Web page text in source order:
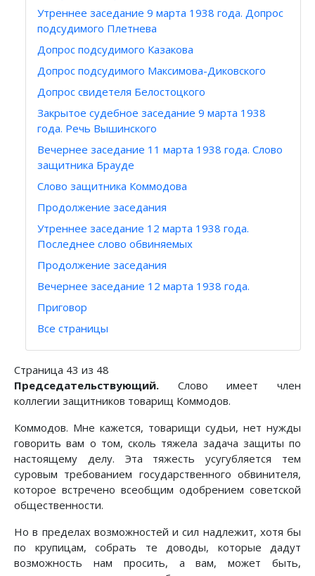
Утреннее заседание 9 марта 1938 года. Допрос
подсудимого Плетнева
Допрос подсудимого Казакова
Допрос подсудимого Максимова-Диковского
Допрос свидетеля Белостоцкого
Закрытое судебное заседание 9 марта 1938
года. Речь Вышинского
Вечернее заседание 11 марта 1938 года. Слово
защитника Брауде
Слово защитника Коммодова
Продолжение заседания
Утреннее заседание 12 марта 1938 года.
Последнее слово обвиняемых
Продолжение заседания
Вечернее заседание 12 марта 1938 года.
Приговор
Все страницы
Страница 43 из 48
Председательствующий. Слово имеет член
коллегии защитников товарищ Коммодов.
Коммодов. Мне кажется, товарищи судьи, нет нужды
говорить вам о том, сколь тяжела задача защиты по
настоящему делу. Эта тяжесть усугубляется тем
суровым требованием государственного обвинителя,
которое встречено всеобщим одобрением советской
общественности.
Но в пределах возможностей и сил надлежит, хотя бы
по крупицам, собрать те доводы, которые дадут
возможность нам просить, а вам, может быть,